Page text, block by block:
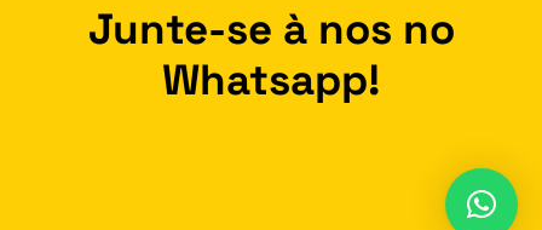
Junte-se à nos no
Whatsapp!